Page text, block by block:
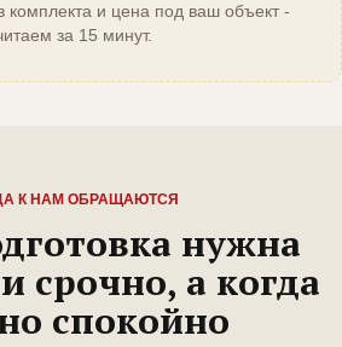
комплекта и цена под ваш объект -
за 15 минут.
К НАМ ОБРАЩАЮТСЯ
нужна
срочно, а когда
спокойно